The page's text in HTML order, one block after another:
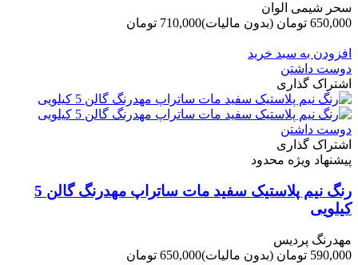
سحر شیمی الوان
650,000 تومان
(بدون مالیات)710,000 تومان
افزودن به سبد خرید
دوست داشتن
اشتراک گذاری
دوست داشتن
اشتراک گذاری
پیشنهاد ویژه محدود
رنگ نیم پلاستیک سفید مات ساتراپ مهدرنگ گالن 5
کیلویی
مهدرنگ پردیس
590,000 تومان
(بدون مالیات)650,000 تومان